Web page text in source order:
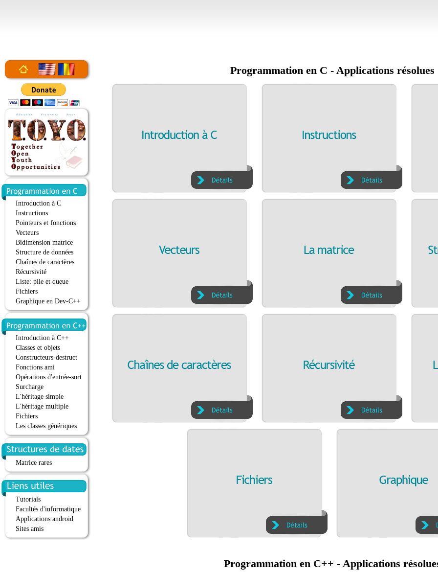
Introduction à C
Instructions
Pointeurs et fonctions
Vecteurs
Bidimension matrice
Structure de données
Chaînes de caractères
Récursivité
Liste: pile et queue
Fichiers
Graphique en Dev-C++
Introduction à C++
Classes et objets
Constructeurs-destruct
Fonctions ami
Opérations d'entrée-sort
Surcharge
L'héritage simple
L'héritage multiple
Fichiers
Les classes génériques
Matrice rares
Tutorials
Facultés d'informatique
Applications android
Sites amis
Programmation en C - Applications résolues
Programmation en C++ - Applications